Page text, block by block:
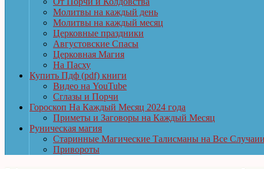
Молитвы на каждый день
Молитвы на каждый месяц
Церковные праздники
Августовские Спасы
Церковная Магия
На Пасху
Купить Пдф (pdf) книги
Видео на YouTube
Сглазы и Порчи
Гороскоп На Каждый Месяц 2024 года
Приметы и Заговоры на Каждый Месяц
Руническая магия
Старинные Магические Талисманы на Все
Привороты